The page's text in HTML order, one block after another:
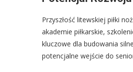
Przyszłość litewskiej piłki
akademie piłkarskie,
kluczowe dla budowania
potencjalne wejście do